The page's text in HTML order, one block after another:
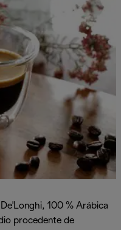
100 % Arábica
procedente de